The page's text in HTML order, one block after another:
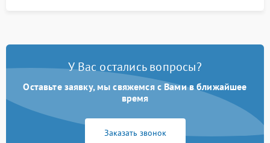
У Вас остались вопросы?
Оставьте заявку, мы свяжемся с Вами в ближайшее
время
Заказать звонок